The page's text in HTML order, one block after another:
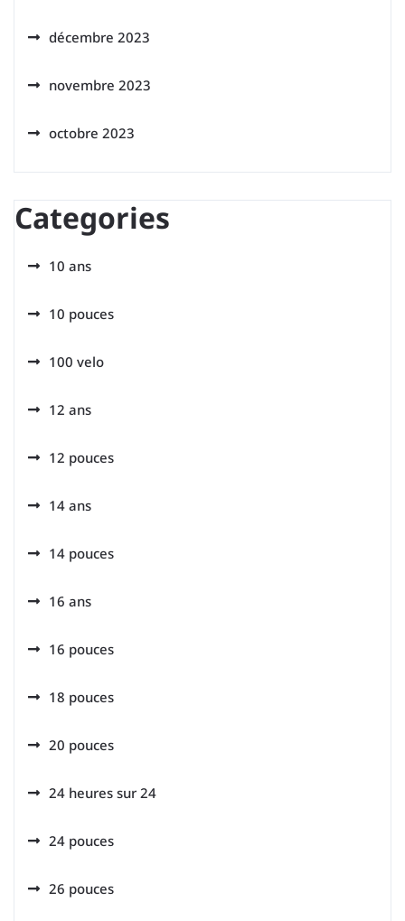
décembre 2023
novembre 2023
octobre 2023
Categories
10 ans
10 pouces
100 velo
12 ans
12 pouces
14 ans
14 pouces
16 ans
16 pouces
18 pouces
20 pouces
24 heures sur 24
24 pouces
26 pouces